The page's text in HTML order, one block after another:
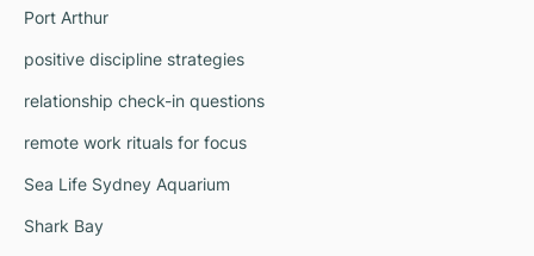
Port Arthur
positive discipline strategies
relationship check-in questions
remote work rituals for focus
Sea Life Sydney Aquarium
Shark Bay